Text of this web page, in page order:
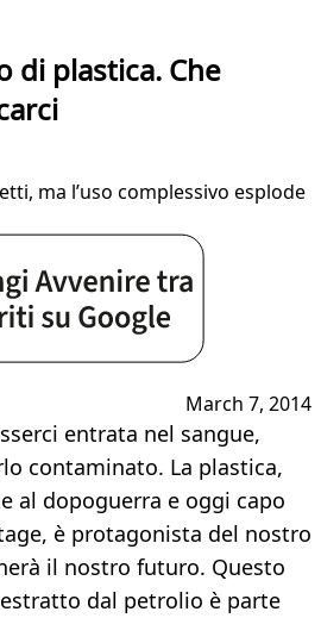
di plastica. Che
ma l’uso complessivo esplode
March 7, 2014
entrata nel sangue,
contaminato. La plastica,
al dopoguerra e oggi capo
è protagonista del nostro
il nostro futuro. Questo
dal petrolio è parte